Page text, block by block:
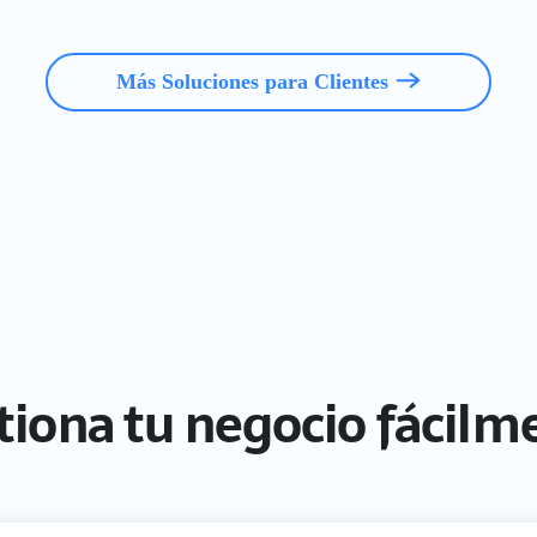
Más Soluciones para Clientes
tu negocio